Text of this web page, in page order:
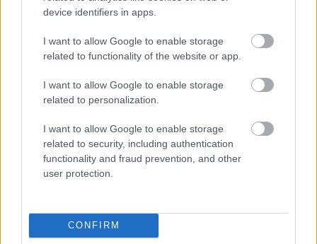
device identifiers in apps.
I want to allow Google to enable storage
related to functionality of the website or app.
I want to allow Google to enable storage
related to personalization.
I want to allow Google to enable storage
related to security, including authentication
functionality and fraud prevention, and other
user protection.
CONFIRM
CZUNYINÉ HARCA A GMAIL ÉS AZ ÖNKÉNY ELLEN
- LETILTOTTA A GOOGLE A VÉDVONAL LEVELEZŐ
Nem vicc! A Fidesz maradéka tényleg egy ingyenes e-mail
Szólj hozzá!